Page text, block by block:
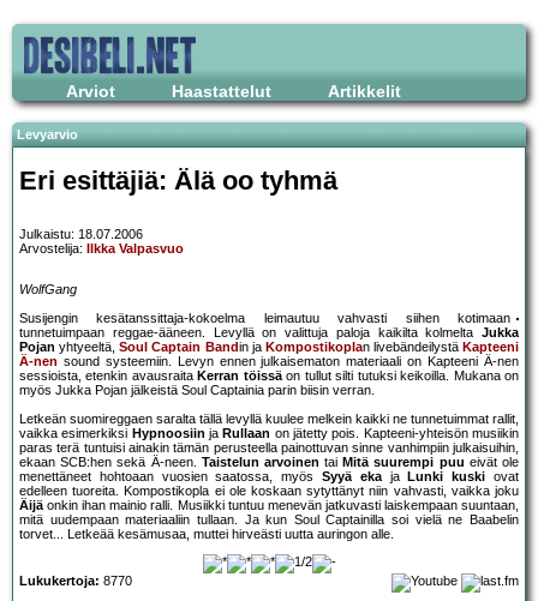
Arviot Haastattelut Artikkelit
Levyarvio
Eri esittäjiä: Älä oo tyhmä
Julkaistu: 18.07.2006
Arvostelija:
Ilkka Valpasvuo
WolfGang
Susijengin kesätanssittaja-kokoelma leimautuu vahvasti siihen kotimaan
tunnetuimpaan reggae-ääneen. Levyllä on valittuja paloja kaikilta kolmelta Jukka
Pojan yhtyeeltä,Soul Captain Bandin ja Kompostikoplan livebändeilystä Kapteeni
Ä-nen sound systeemiin. Levyn ennen julkaisematon materiaali on Kapteeni Ä-nen
sessioista, etenkin avausraita Kerran töissäon tullut silti tutuksi keikoilla. Mukana on
myös Jukka Pojan jälkeistä Soul Captainia parin biisin verran.
Letkeän suomireggaen saralta tällä levyllä kuulee melkein kaikki ne tunnetuimmat rallit,
vaikka esimerkiksi Hypnoosiin ja Rullaan on jätetty pois. Kapteeni-yhteisön musiikin
paras terä tuntuisi ainakin tämän perusteella painottuvan sinne vanhimpiin julkaisuihin,
ekaan SCB:hen sekä Ä-neen. Taistelun arvoinen tai Mitä suurempi puu eivät ole
menettäneet hohtoaan vuosien saatossa, myös Syyä ekaja Lunki kuski ovat
edelleen tuoreita. Kompostikopla ei ole koskaan sytyttänyt niin vahvasti, vaikka joku
Äijäonkin ihan mainio ralli. Musiikki tuntuu menevän jatkuvasti laiskempaan suuntaan,
mitä uudempaan materiaaliin tullaan. Ja kun Soul Captainilla soi vielä ne Baabelin
torvet... Letkeää kesämusaa, muttei hirveästi uutta auringon alle.
Lukukertoja: 8770